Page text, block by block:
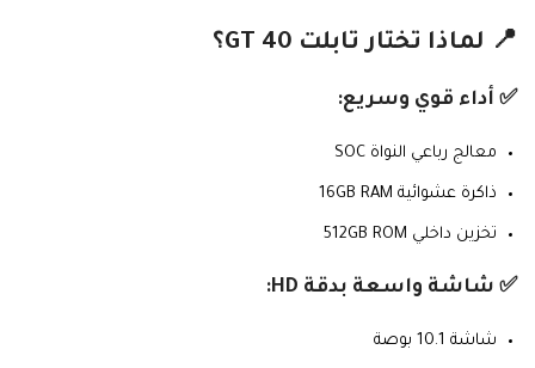
📍 لماذا تختار تابلت GT 40؟
✅ أداء قوي وسريع:
معالج رباعي النواة SOC
ذاكرة عشوائية 16GB RAM
تخزين داخلي 512GB ROM
✅ شاشة واسعة بدقة HD:
شاشة 10.1 بوصة